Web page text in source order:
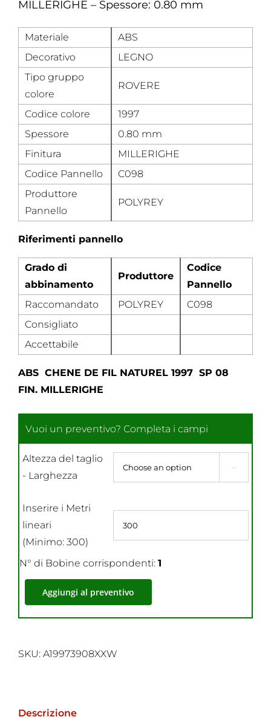
MILLERIGHE – Spessore: 0.80 mm
Materiale
ABS
Decorativo
LEGNO
Tipo gruppo
colore
ROVERE
Codice colore
1997
Spessore
0.80 mm
Finitura
MILLERIGHE
Codice Pannello
C098
Produttore
Pannello
POLYREY
Riferimenti pannello
Grado di
abbinamento
Produttore
Codice
Pannello
Raccomandato
POLYREY
C098
Consigliato
Accettabile
ABS CHENE DE FIL NATUREL 1997 SP 08
FIN. MILLERIGHE
Altezza del taglio
- Larghezza

Inserire i Metri
lineari
(Minimo: 300)
N° di Bobine corrispondenti: 1
Aggiungi al preventivo
SKU: A19973908XXW
Descrizione